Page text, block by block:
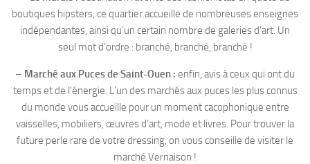
boutiques hipsters, ce quartier accueille de nombreuses enseignes
indépendantes, ainsi qu’un certain nombre de galeries d’art. Un
seul mot d’ordre : branché, branché, branché !
– Marché aux Puces de Saint-Ouen : enfin, avis à ceux qui ont du
temps et de l’énergie. L’un des marchés aux puces les plus connus
du monde vous accueille pour un moment cacophonique entre
vaisselles, mobiliers, œuvres d’art, mode et livres. Pour trouver la
future perle rare de votre dressing, on vous conseille de visiter le
marché Vernaison !